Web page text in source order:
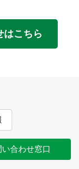
はこちら
い合わせ窓口